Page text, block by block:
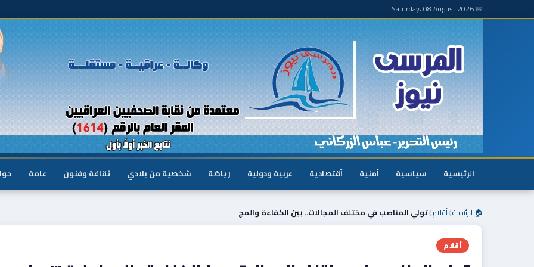
📅 Saturday، 08 August 2026
الرئيسية سياسية أمنية أقتصادية عربية ودولية رياضة شخصية من بلادي ثقافة وفنون عامة
🏠 الرئيسية❯أقلام❯تولي المناصب في مختلف المجالات.. بين الكفاءة والمج
أقلام